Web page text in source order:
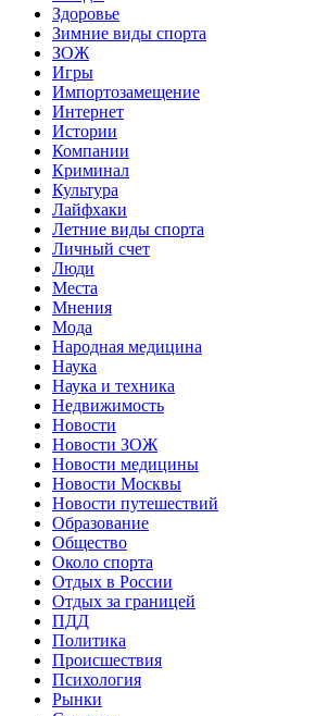
Здоровье
Зимние виды спорта
ЗОЖ
Игры
Импортозамещение
Интернет
Истории
Компании
Криминал
Культура
Лайфхаки
Летние виды спорта
Личный счет
Люди
Места
Мнения
Мода
Народная медицина
Наука
Наука и техника
Недвижимость
Новости
Новости ЗОЖ
Новости медицины
Новости Москвы
Новости путешествий
Образование
Общество
Около спорта
Отдых в России
Отдых за границей
ПДД
Политика
Происшествия
Психология
Рынки